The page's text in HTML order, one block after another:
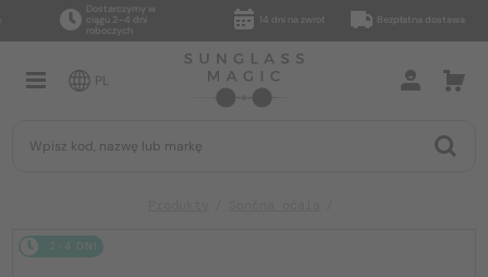
Dostarczymy w
ciągu 2–4 dni
roboczych
14 dni na zwrot Bezpłatna dostawa
PL
2-4 DNI